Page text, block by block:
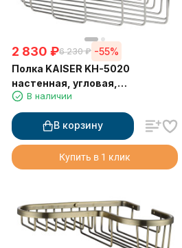
2 830 ₽6 230 ₽ -55%
Полка KAISER KH-5020
настенная, угловая,
230*230*72, хром
В наличии
В корзину
Купить в 1 клик